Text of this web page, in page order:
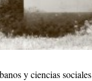
y ciencias sociales